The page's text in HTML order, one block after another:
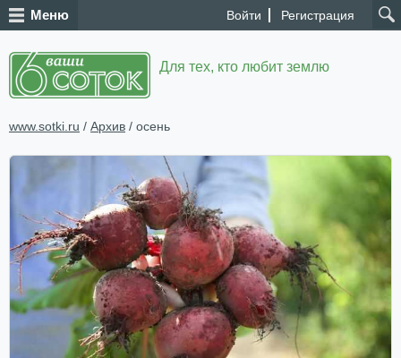
Войти Регистрация
Меню
Для тех, кто любит землю
www.sotki.ru / Архив / осень